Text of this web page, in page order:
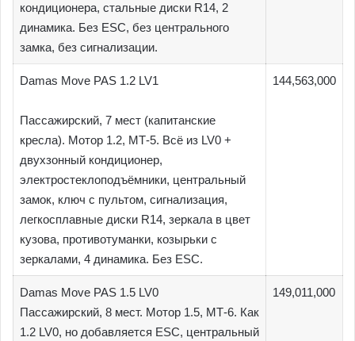
кондиционера, стальные диски R14, 2
динамика. Без ESC, без центрального
замка, без сигнализации.
Damas Move PAS 1.2 LV1
Пассажирский, 7 мест (капитанские
кресла). Мотор 1.2, МТ-5. Всё из LV0 +
двухзонный кондиционер,
электростеклоподъёмники, центральный
замок, ключ с пультом, сигнализация,
легкосплавные диски R14, зеркала в цвет
кузова, противотуманки, козырьки с
зеркалами, 4 динамика. Без ESC.
144,563,000
Damas Move PAS 1.5 LV0
Пассажирский, 8 мест. Мотор 1.5, МТ-6. Как
1.2 LV0, но добавляется ESC, центральный
149,011,000